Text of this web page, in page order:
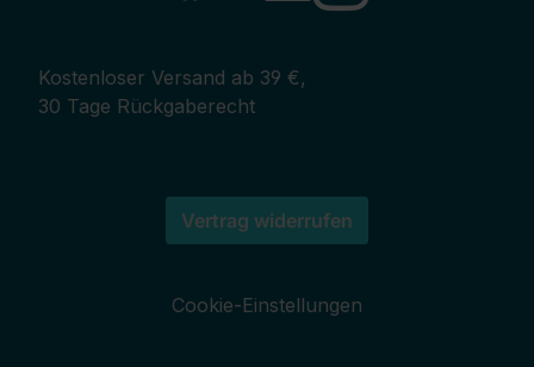
Kostenloser Versand ab 39 €,
30 Tage Rückgaberecht
Vertrag widerrufen
Cookie-Einstellungen